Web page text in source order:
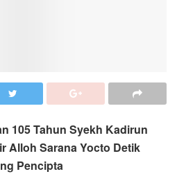
105 Tahun Syekh Kadirun
Alloh Sarana Yocto Detik
Pencipta